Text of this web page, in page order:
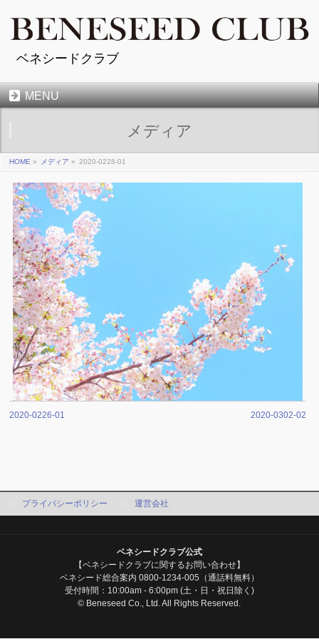
ベネシードクラブ
MENU
メディア
HOME » メディア » 2020-0228-01
2020-0226-01 2020-0302-02
プライバシーポリシー 運営会社
ベネシードクラブ公式
【ベネシードクラブに関するお問い合わせ】
ベネシード総合案内 0800-1234-005（通話料無料）
受付時間：10:00am - 6:00pm (土・日・祝日除く)
© Beneseed Co., Ltd. All Rights Reserved.